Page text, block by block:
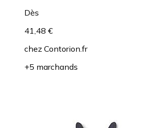
Dès
41,48 €
chez Contorion.fr
+5 marchands